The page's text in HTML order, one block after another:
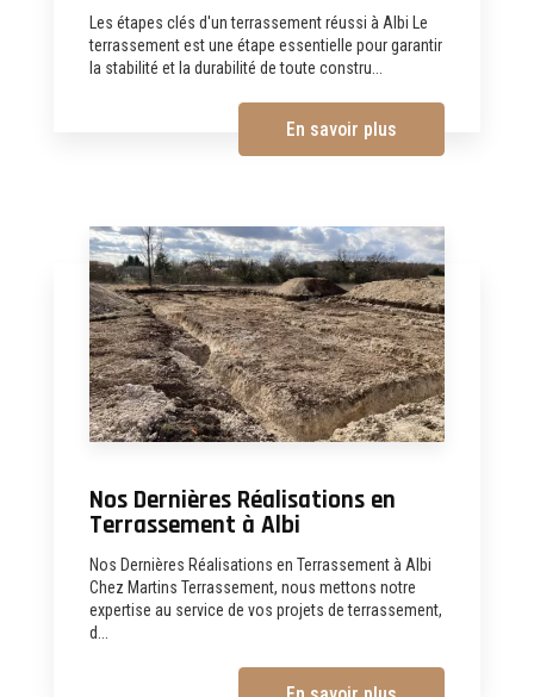
Les étapes clés d'un terrassement réussi à Albi Le
terrassement est une étape essentielle pour garantir
la stabilité et la durabilité de toute constru...
En savoir plus
Nos Dernières Réalisations en
Terrassement à Albi
Nos Dernières Réalisations en Terrassement à Albi
Chez Martins Terrassement, nous mettons notre
expertise au service de vos projets de terrassement,
d...